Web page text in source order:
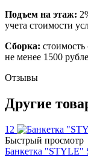
Подъем на этаж:
учета стоимости
Сборка:
не менее 1500
Отзывы
Другие
12
Быстрый просмотр
Банкетка "STYLE"